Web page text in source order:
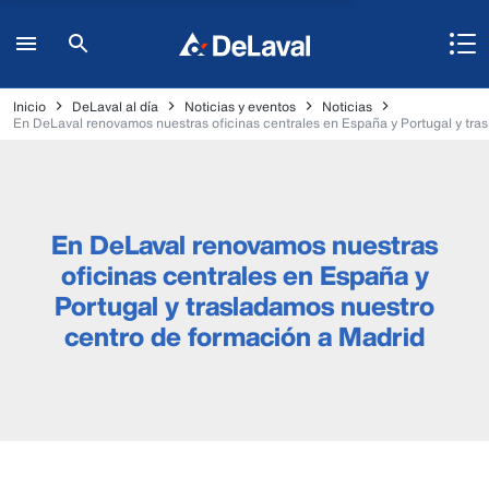
Inicio DeLaval al día Noticias y eventos
Noticias
En DeLaval renovamos nuestras oficinas centrales en España y Portugal y
En DeLaval renovamos nuestras
oficinas centrales en España y
Portugal y trasladamos nuestro
centro de formación a Madrid